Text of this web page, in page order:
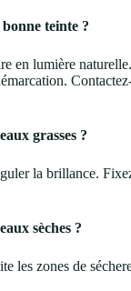
teinte ?
en lumière
grasses ?
la brillance.
sèches ?
les zones de